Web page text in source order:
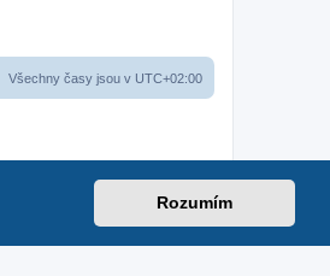
Rozumím
Všechny časy jsou v UTC+02:00